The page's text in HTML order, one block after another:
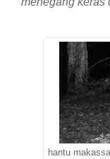
hantu